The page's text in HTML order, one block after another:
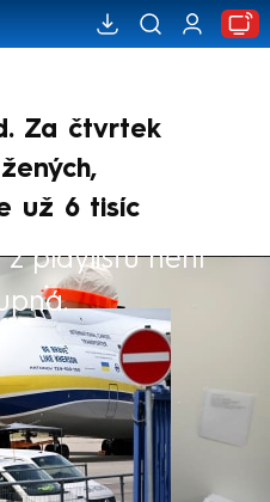
Za čtvrtek
už 6 tisíc
playlistu není